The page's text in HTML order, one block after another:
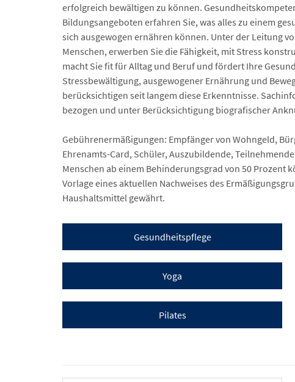
erfolgreich bewältigen zu können.
Bildungsangeboten erfahren Sie, was alles zu einem
sich ausgewogen ernähren können. Unter der Leitung
Menschen, erwerben Sie die Fähigkeit, mit Stress
macht Sie fit für Alltag und Beruf und fördert Ihre
Stressbewältigung, ausgewogener Ernährung und
berücksichtigen seit langem diese Erkenntnisse.
bezogen und unter Berücksichtigung biografischer
Gebührenermäßigungen: Empfänger von Wohngeld,
Ehrenamts-Card, Schüler, Auszubildende,
Menschen ab einem Behinderungsgrad von 50 Prozent
Vorlage eines aktuellen Nachweises des
Haushaltsmittel gewährt.
Gesundheitspflege
Yoga
Pilates